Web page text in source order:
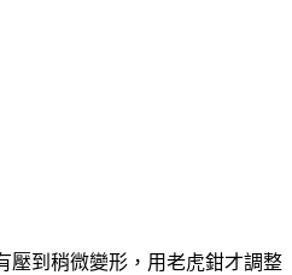
壓到稍微變形，用老虎鉗才調整